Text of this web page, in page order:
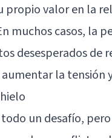
propio valor en la
muchos casos, la
desesperados de
la tensión
un desafío,